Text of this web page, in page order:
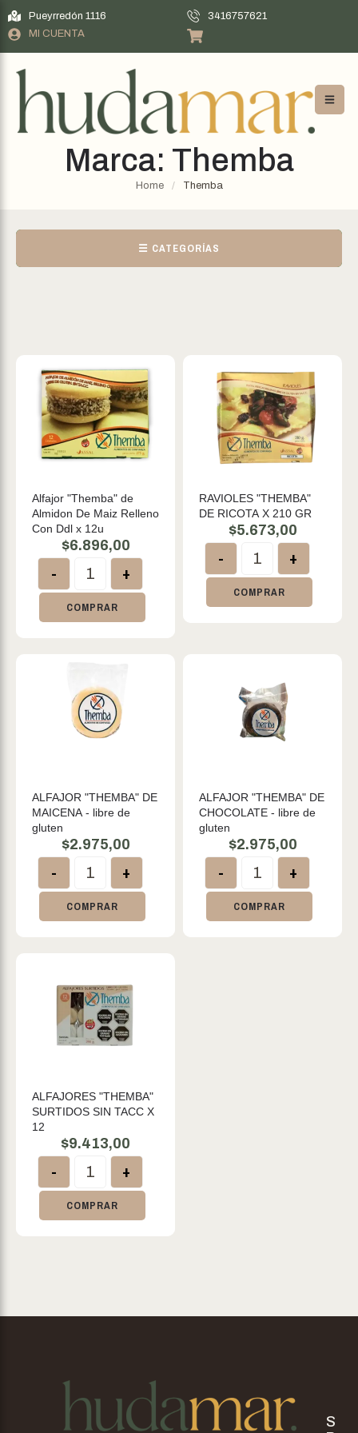
Pueyrredón 1116
3416757621
MI CUENTA
Marca: Themba
Home / Themba
☰ CATEGORÍAS
Alfajor "Themba" de
Almidon De Maiz Relleno
Con Ddl x 12u
$6.896,00
- +
COMPRAR
RAVIOLES "THEMBA"
DE RICOTA X 210 GR
$5.673,00
- +
COMPRAR
ALFAJOR "THEMBA" DE
MAICENA - libre de
gluten
$2.975,00
- +
COMPRAR
ALFAJOR "THEMBA" DE
CHOCOLATE - libre de
gluten
$2.975,00
- +
COMPRAR
ALFAJORES "THEMBA"
SURTIDOS SIN TACC X
12
$9.413,00
- +
COMPRAR
S